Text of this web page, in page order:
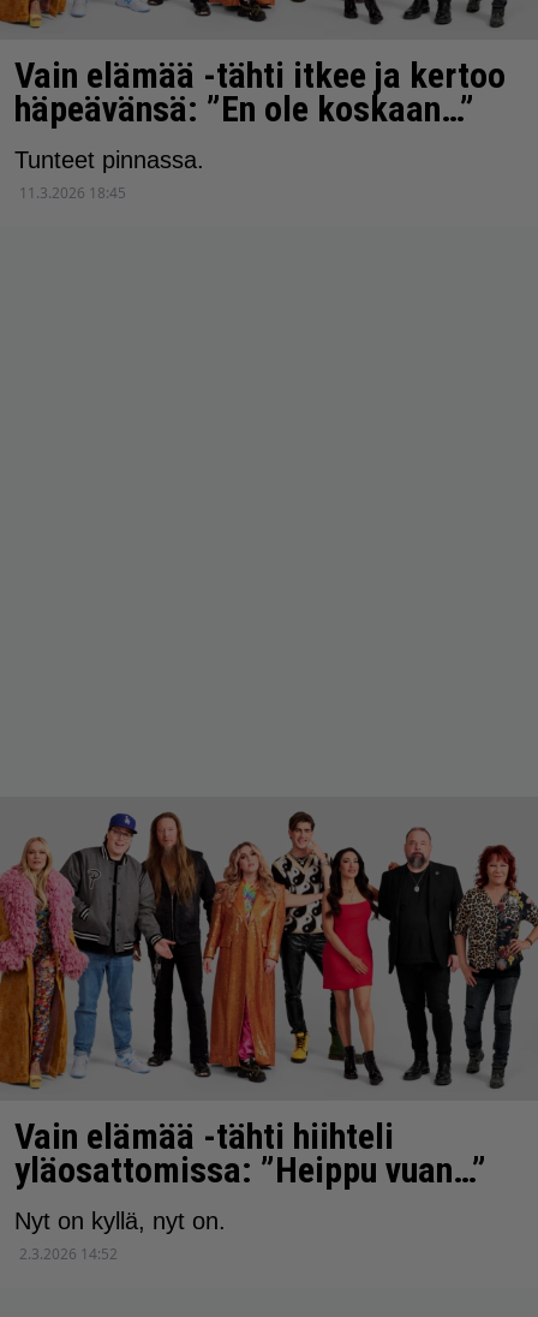
Vain elämää -tähti itkee ja kertoo
häpeävänsä: ”En ole koskaan…”
Tunteet pinnassa.
11.3.2026 18:45
Vain elämää -tähti hiihteli
yläosattomissa: ”Heippu vuan…”
Nyt on kyllä, nyt on.
2.3.2026 14:52